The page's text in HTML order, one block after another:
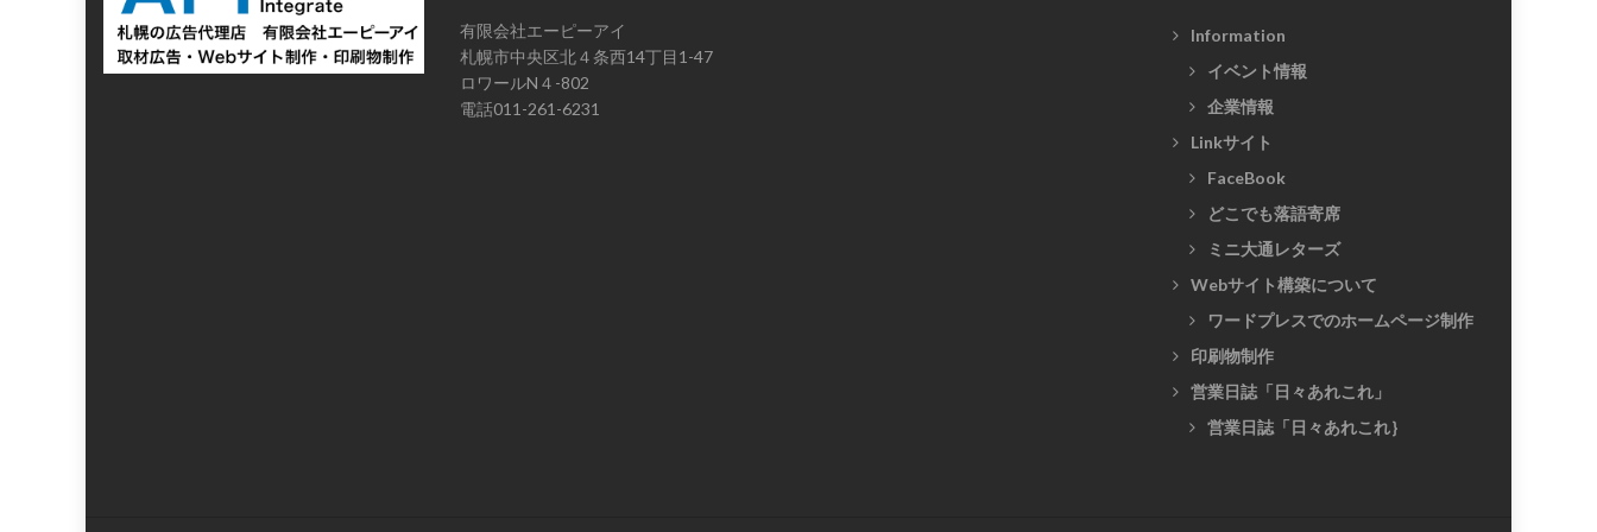
有限会社エーピーアイ
札幌市中央区北４条西14丁目1-47
ロワールN４-802
電話011-261-6231
Information
イベント情報
企業情報
Linkサイト
FaceBook
どこでも落語寄席
ミニ大通レターズ
Webサイト構築について
ワードプレスでのホームページ制作
印刷物制作
営業日誌「日々あれこれ」
営業日誌「日々あれこれ｝